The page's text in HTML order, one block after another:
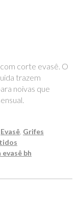
corte evasê. O
trazem
noivas que
Evasê Grifes
bh